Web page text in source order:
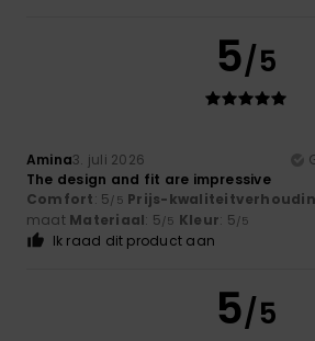
5/5
Amina3. juli 2026
The design and fit are impressive
Comfort: 5/5 Prijs-
maat Materiaal: 5/5 Kleur: 5/5
Ik raad dit product aan
5/5